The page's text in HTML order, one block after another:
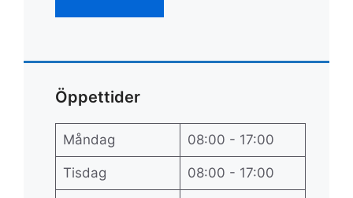
Öppettider
Måndag 08:00 - 17:00
Tisdag 08:00 - 17:00